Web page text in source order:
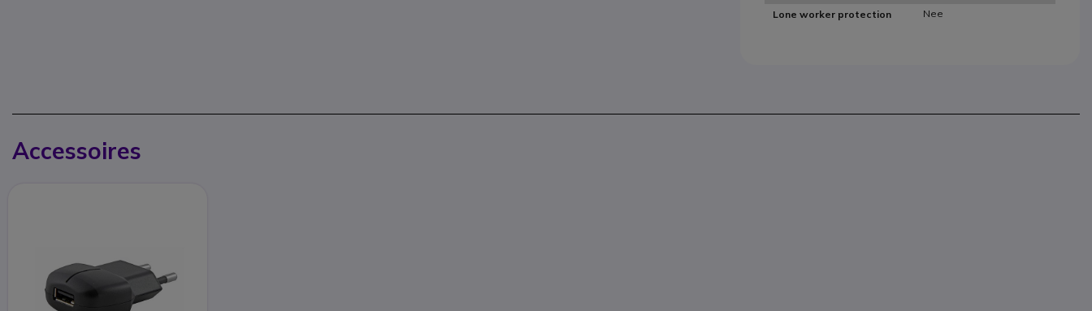
Lone worker protection
Nee
Accessoires